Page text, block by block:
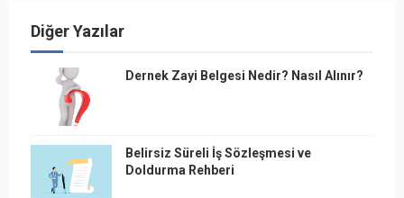
Diğer Yazılar
Dernek Zayi Belgesi Nedir? Nasıl Alınır?
Belirsiz Süreli İş Sözleşmesi ve
Doldurma Rehberi